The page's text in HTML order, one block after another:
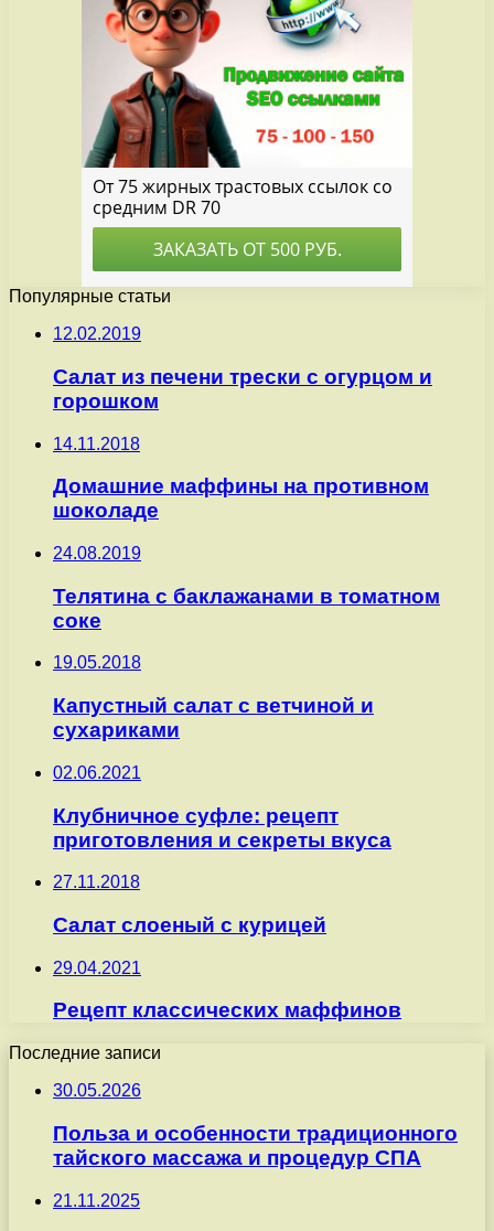
Популярные статьи
12.02.2019
Салат из печени трески с огурцом и
горошком
14.11.2018
Домашние маффины на противном
шоколаде
24.08.2019
Телятина с баклажанами в томатном
соке
19.05.2018
Капустный салат с ветчиной и
сухариками
02.06.2021
Клубничное суфле: рецепт
приготовления и секреты вкуса
27.11.2018
Салат слоеный с курицей
29.04.2021
Рецепт классических маффинов
Последние записи
30.05.2026
Польза и особенности традиционного
тайского массажа и процедур СПА
21.11.2025